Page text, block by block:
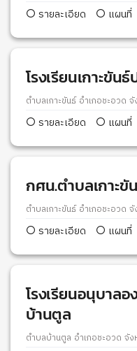
รายละเอียด แผนที่
โรงเรียนเกาะขัน
ตำบลเกาะขันธ์ อำเภอชะอวด
รายละเอียด แผนที่
กศน.ตำบลเกาะขั
ตำบลเกาะขันธ์ อำเภอชะอวด
รายละเอียด แผนที่
โรงเรียนอนุบาล
บ้านตูล
ตำบลบ้านตูล อำเภอชะอวด จั